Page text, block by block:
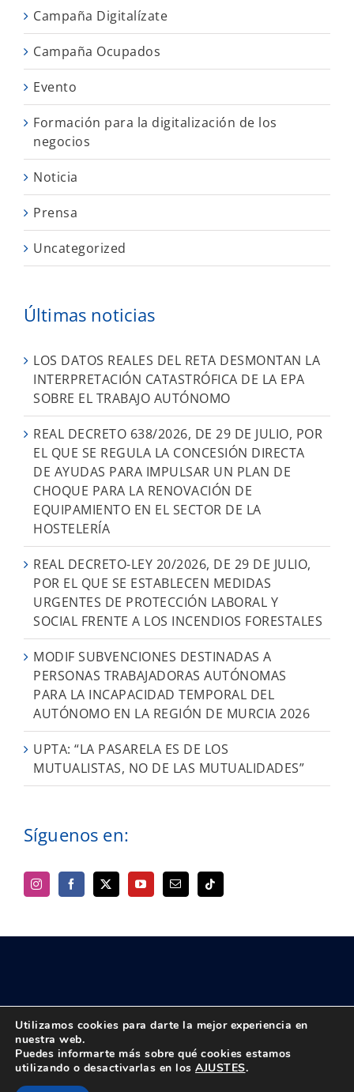
Campaña Digitalízate
Campaña Ocupados
Evento
Formación para la digitalización de los
negocios
Noticia
Prensa
Uncategorized
Últimas noticias
LOS DATOS REALES DEL RETA DESMONTAN LA
INTERPRETACIÓN CATASTRÓFICA DE LA EPA
SOBRE EL TRABAJO AUTÓNOMO
REAL DECRETO 638/2026, DE 29 DE JULIO, POR
EL QUE SE REGULA LA CONCESIÓN DIRECTA
DE AYUDAS PARA IMPULSAR UN PLAN DE
CHOQUE PARA LA RENOVACIÓN DE
EQUIPAMIENTO EN EL SECTOR DE LA
HOSTELERÍA
REAL DECRETO-LEY 20/2026, DE 29 DE JULIO,
POR EL QUE SE ESTABLECEN MEDIDAS
URGENTES DE PROTECCIÓN LABORAL Y
SOCIAL FRENTE A LOS INCENDIOS FORESTALES
MODIF SUBVENCIONES DESTINADAS A
PERSONAS TRABAJADORAS AUTÓNOMAS
PARA LA INCAPACIDAD TEMPORAL DEL
AUTÓNOMO EN LA REGIÓN DE MURCIA 2026
UPTA: “LA PASARELA ES DE LOS
MUTUALISTAS, NO DE LAS MUTUALIDADES”
Síguenos en:
© Copyright 2018 - 2026 UPTA | Todos los derechos reservados
|Política de privacidad|Aviso Legal
Utilizamos cookies para darte la mejor experiencia en
nuestra web.
Puedes informarte más sobre qué cookies estamos
utilizando o desactivarlas en los AJUSTES.